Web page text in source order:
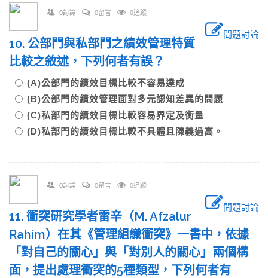
0討論 0留言 0追蹤
問題討論
10. 公部門與私部門之績效管理特質
比較之敘述，下列何者有誤？
(A)公部門的績效目標比較不容易達成
(B)公部門的績效管理面對多元認知差異的問題
(C)私部門的績效目標比較容易界定及衡量
(D)私部門的績效目標比較不具體且陳義過高。
0討論 0留言 0追蹤
問題討論
11. 衝突研究學者雷辛（M. Afzalur
Rahim）在其《管理組織衝突》一書中，依據
「對自己的關心」與「對別人的關心」兩個構
面，提出處理衝突的5種類型，下列何者有